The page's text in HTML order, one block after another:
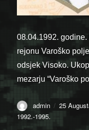
08.04.1992.
rejonu Varoško
odsjek Visoko.
mezarju “Varoško
Author
admin
Posted
25
1992.-1995.